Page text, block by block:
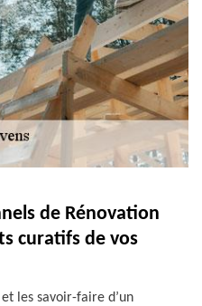
de Rénovation
curatifs de vos
les savoir-faire d’un